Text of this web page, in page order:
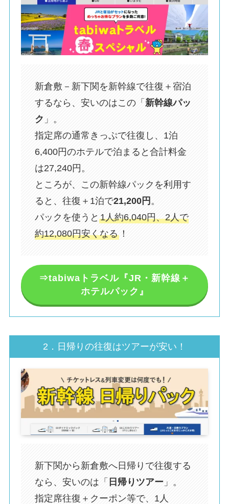
新倉敷－新下関を新幹線で往復＋宿泊
するなら、安いのはこの「 新幹線パッ
ク 」。
指定席の通常きっぷで往復し、1泊
6,400円のホテルで泊まると合計料金
は27,240円。
ところが、この新幹線パックを利用す
ると、往復＋1泊で21,200円 。
パックを使うと1人約6,040円、2人で
約12,080円安くなる ！
⇒tabiwaトラベル『JR・新幹線＋
ホテルパック』
2．日帰りの往復はツアーが安い！
新下関から新倉敷へ日帰りで往復する
なら、安いのは「 日帰りツアー 」。
指定席往復＋クーポン等で、1人